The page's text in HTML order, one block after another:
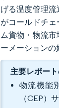
げる温度管理
がコールドチ
ム貨物・物流
ーメーションの
主要レポー
物流機能
（CEP）